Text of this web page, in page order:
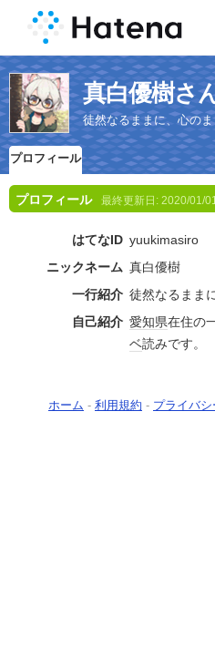
真白優樹さ
徒然なるままに、心の
プロフィール
プロフィール 最終更新日: 2020/01/01
はてなID yuukimasiro
ニックネーム 真白優樹
一行紹介 徒然なるままに
自己紹介 愛知県在住の
ベ読みです。
ホーム - 利用規約 - プライバ